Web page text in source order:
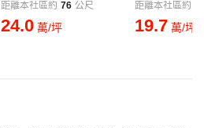
距離本社區約 76 公尺
24.0 萬/坪
距離本社區約
19.7 萬/坪